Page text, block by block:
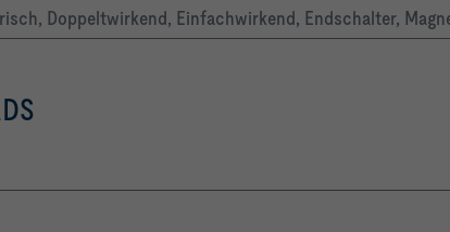
Doppeltwirkend, Einfachwirkend, Endschalter,